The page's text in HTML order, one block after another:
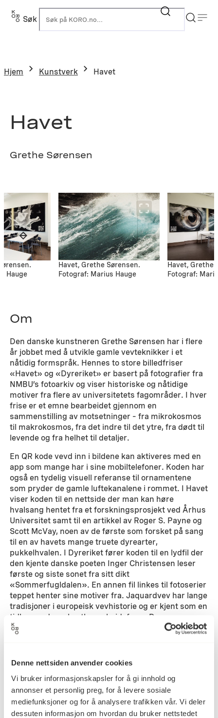
Denne nettsiden anvender cookies
Vi bruker informasjonskapsler for å gi innhold og
annonser et personlig preg, for å levere sosiale
mediefunksjoner og for å analysere trafikken vår. Vi deler
dessuten informasjon om hvordan du bruker nettstedet
Hopp
Søk
Hjem Kunstverk Havet
Havet
Grethe Sørensen
Hauge
Havet, Grethe Sørensen.
Fotograf: Marius Hauge
Havet, Grethe
Fotograf:
Om
Den danske kunstneren Grethe Sørensen har i flere
år jobbet med å utvikle gamle vevteknikker i et
nåtidig formspråk. Hennes to store billedfriser
«Havet» og «Dyreriket» er basert på fotografier fra
NMBU’s fotoarkiv og viser historiske og nåtidige
motiver fra flere av universitetets fagområder. I hver
frise er et emne bearbeidet gjennom en
sammenstilling av motsetninger – fra mikrokosmos
til makrokosmos, fra det indre til det ytre, fra dødt til
levende og fra helhet til detaljer.
En QR kode vevd inn i bildene kan aktiveres med en
app som mange har i sine mobiltelefoner. Koden har
også en tydelig visuell referanse til ornamentene
som pryder de gamle luftekanalene i rommet. I Havet
viser koden til en nettside der man kan høre
hvalsang hentet fra et forskningsprosjekt ved Århus
Universitet samt til en artikkel av Roger S. Payne og
Scott McVay, noen av de første som forsket på sang
til en av havets mange truete dyrearter,
pukkelhvalen. I Dyreriket fører koden til en lydfil der
den kjente danske poeten Inger Christensen leser
første og siste sonet fra sitt dikt
«Sommerfugldalen». En annen fil linkes til fotoserier
teppet henter sine motiver fra. Jaquardvev har lange
tradisjoner i europeisk vevhistorie og er kjent som en
tidkrevende og kostbar arbeidsform. Dagens
teknologi med digitale vevstoler gir kunstnere
tråder og bindingspunkter til å skape et billedspråk
blått er vevd sammen tråd for tråd til tepper som
knytter seg til gobelintradisjonens figurative
billedspråk.